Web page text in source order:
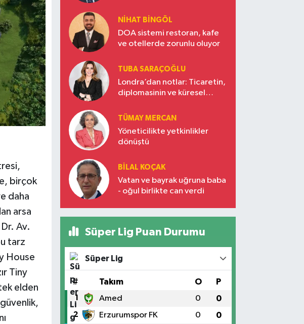
birçok
daha
arsa
Av.
tarz
House
Tiny
elden
NIHAT BINGÖL
DOA sistemi restoran, kafe
ve otellerde zorunlu oluyor
TUBA SARAÇOĞLU
Londra’dan notlar: Ticaretin,
diplomasinin ve küresel
Türkiye’nin yükselen gücü
TÜMAY MERCAN
Yöneticilikte yetkinlikler
dönüştü
BILAL KOÇAK
Vatan ve bayrak uğruna baba
- oğul birlikte can verdi
Süper Lig Puan Durumu
Süper Lig
# Takım O P
1 Amed 0 0
2 Erzurumspor FK 0 0